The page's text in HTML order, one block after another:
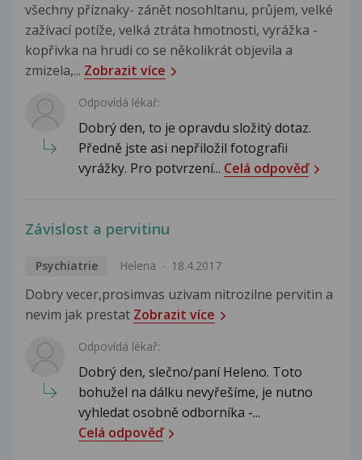
všechny příznaky- zánět nosohltanu, průjem, velké
zažívací potíže, velká ztráta hmotnosti, vyrážka -
kopřivka na hrudi co se několikrát objevila a
zmizela,... Zobrazit více
Odpovídá lékař:
Dobrý den, to je opravdu složitý dotaz.
Předně jste asi nepřiložil fotografii
vyrážky. Pro potvrzení... Celá odpověď
Závislost a pervitinu
Psychiatrie Helena 18.4.2017
Dobry vecer,prosimvas uzivam nitrozilne pervitin a
nevim jak prestat Zobrazit více
Odpovídá lékař:
Dobrý den, slečno/paní Heleno. Toto
bohužel na dálku nevyřešíme, je nutno
vyhledat osobně odborníka -...
Celá odpověď